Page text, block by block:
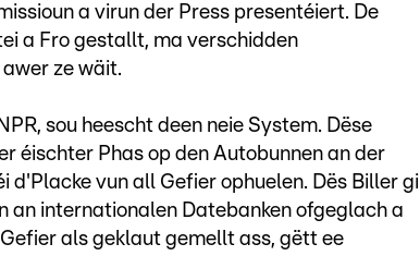
a virun der Press presentéiert. De
a Fro gestallt, ma verschidden
ze wäit.
sou heescht deen neie System. Dëse
éischter Phas op den Autobunnen an der
d'Placke vun all Gefier ophuelen. Dës Biller gi
an internationalen Datebanken ofgeglach a
als geklaut gemellt ass, gëtt ee